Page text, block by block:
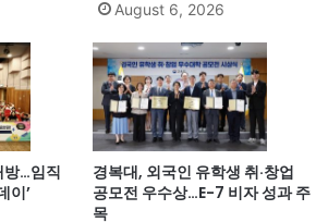
August 6, 2026
방…임직
이’
경복대, 외국인 유학생 취·창업
공모전 우수상…E-7 비자 성과 주
목